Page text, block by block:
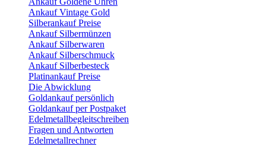
Ankauf Vintage Gold
Silberankauf Preise
Ankauf Silbermünzen
Ankauf Silberwaren
Ankauf Silberschmuck
Ankauf Silberbesteck
Platinankauf Preise
Die Abwicklung
Goldankauf persönlich
Goldankauf per Postpaket
Edelmetallbegleitschreiben
Fragen und Antworten
Edelmetallrechner